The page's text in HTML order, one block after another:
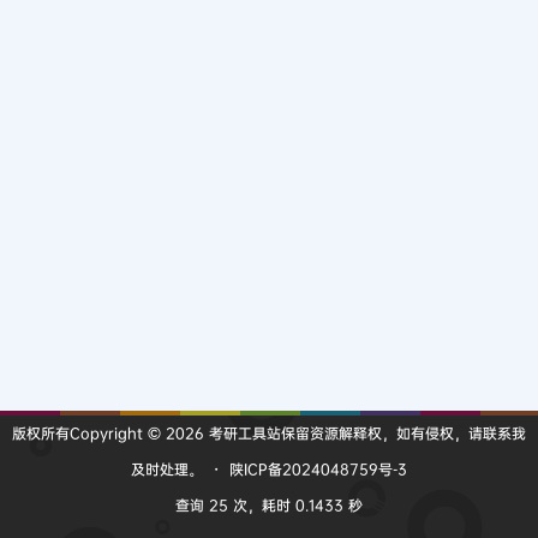
版权所有Copyright © 2026 考研工具站保留资源解释权，如有侵权，请联系我
及时处理。
・
陕ICP备2024048759号-3
查询 25 次，耗时 0.1433 秒